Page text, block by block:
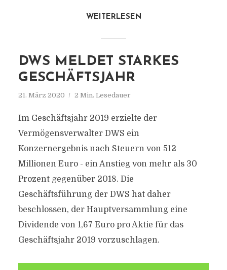
WEITERLESEN
DWS MELDET STARKES
GESCHÄFTSJAHR
21. März 2020 2 Min. Lesedauer
Im Geschäftsjahr 2019 erzielte der
Vermögensverwalter DWS ein
Konzernergebnis nach Steuern von 512
Millionen Euro - ein Anstieg von mehr als 30
Prozent gegenüber 2018. Die
Geschäftsführung der DWS hat daher
beschlossen, der Hauptversammlung eine
Dividende von 1,67 Euro pro Aktie für das
Geschäftsjahr 2019 vorzuschlagen.